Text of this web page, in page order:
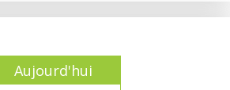
Aujourd'hui